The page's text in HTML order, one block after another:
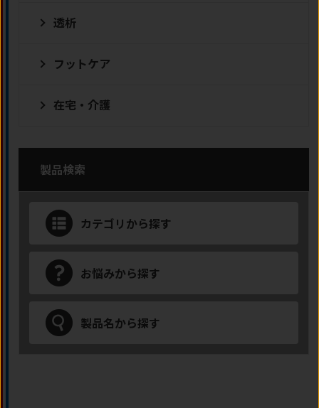
透析
フットケア
在宅・介護
製品検索
カテゴリから探す
お悩みから探す
製品名から探す